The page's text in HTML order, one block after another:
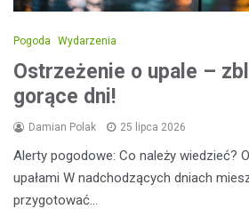
Pogoda Wydarzenia
Ostrzeżenie o upale –
gorące dni!
Damian Polak 25 lipca 2026
Alerty pogodowe: Co należy wiedzieć?
upałami W nadchodzących dniach
przygotować…